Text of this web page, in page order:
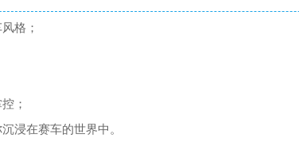
格；
；
浸在赛车的世界中。